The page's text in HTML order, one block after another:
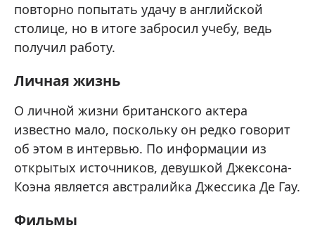
повторно попытать удачу в английской
столице, но в итоге забросил учебу, ведь
получил работу.
Личная жизнь
О личной жизни британского актера
известно мало, поскольку он редко говорит
об этом в интервью. По информации из
открытых источников, девушкой Джексона-
Коэна является австралийка Джессика Де Гау.
Фильмы